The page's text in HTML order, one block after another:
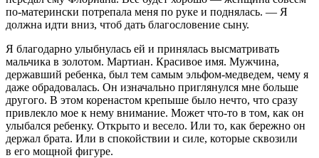
по-матерински потрепала меня по руке и поднялась. — Я
должна идти вниз, чтоб дать благословение сыну.
Я благодарно улыбнулась ей и принялась высматривать
мальчика в золотом. Мартиан. Красивое имя. Мужчина,
державший ребенка, был тем самым эльфом-медведем, чему я
даже обрадовалась. Он изначально приглянулся мне больше
другого. В этом коренастом крепыше было нечто, что сразу
привлекло мое к нему внимание. Может что-то в том, как он
улыбался ребенку. Открыто и весело. Или то, как бережно он
держал брата. Или в спокойствии и силе, которые сквозили
в его мощной фигуре.